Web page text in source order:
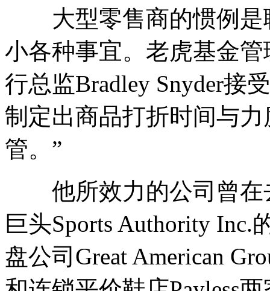
大型零售商的惯例是
小各种事宜。老虎基金管
行总监Bradley Snyder接
制定出商品打折时间与
管。”
他所效力的公司曾在
巨头Sports Authority
盘公司Great American